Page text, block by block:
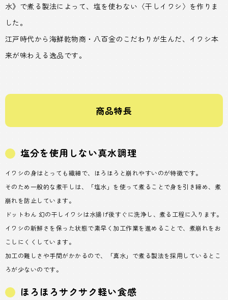
水》で煮る製法によって、塩を使わない〈干しイワシ〉を作りま
した。
江戸時代から海鮮乾物商・八百金のこだわりが生んだ、イワシ本
来が味わえる逸品です。
商品特長
塩分を使用しない真水調理
イワシの身はとっても繊細で、ほろほろと崩れやすいのが特徴です。
そのため一般的な煮干しは、「塩水」を使って煮ることで身を引き締め、煮
崩れを防止しています。
ドットわん 幻の干しイワシは水揚げ後すぐに洗浄し、煮る工程に入ります。
イワシの新鮮さを保った状態で素早く加工作業を進めることで、煮崩れをお
こしにくくしています。
加工の難しさや手間がかかるので、「真水」で煮る製法を採用しているとこ
ろが少ないのです。
ほろほろサクサク軽い食感